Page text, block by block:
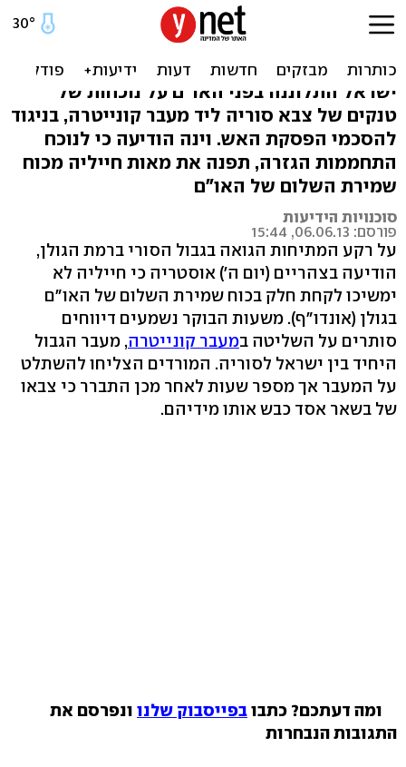
טנקים סורים בגולן, אוסטריה
תסיג את הפקחים
ישראל התלוננה בפני האו"ם על נוכחות של
טנקים של צבא סוריה ליד מעבר קונייטרה, בניגוד
להסכמי הפסקת האש. וינה הודיעה כי לנוכח
התחממות הגזרה, תפנה את מאות חייליה מכוח
שמירת השלום של האו"ם
סוכנויות הידיעות
פורסם: 06.06.13, 15:44
על רקע המתיחות הגואה בגבול הסורי ברמת הגולן,
הודיעה בצהריים (יום ה') אוסטריה כי חייליה לא
ימשיכו לקחת חלק בכוח שמירת השלום של האו"ם
בגולן (אונדו"ף). משעות הבוקר נשמעים דיווחים
סותרים על השליטה במעבר קונייטרה, מעבר הגבול
היחיד בין ישראל לסוריה. המורדים הצליחו להשתלט
על המעבר אך מספר שעות לאחר מכן התברר כי צבאו
של בשאר אסד כבש אותו מידיהם.
ומה דעתכם? כתבובפייסבוק שלנו ונפרסם את
התגובות הנבחרות